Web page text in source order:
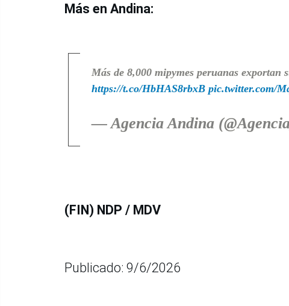
Más en Andina:
Más de 8,000 mipymes peruanas exportan
https://t.co/HbHAS8rbxB pic.twitter.com/
— Agencia Andina
(FIN) NDP / MDV
Publicado: 9/6/2026